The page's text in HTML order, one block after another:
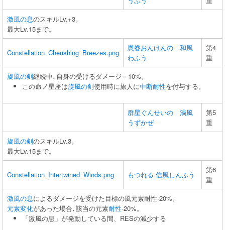
激風の息のスキルLv.+3。
最大Lv.15まで。
Constellation_Cherishing_Breezes.png
恩眷おんけんの 和風
わふう
第4
重
旋風の剣継続中､自身の受けるダメージ－10%。
この命ノ星座は旋風の剣使用時に旅人に中断耐性を付与する。
群星ぐんせいの 渦風
うずかぜ
第5
重
旋風の剣のスキルLv.3。
最大Lv.15まで。
Constellation_Intertwined_Winds.png もつれる 信風しんふう
第6
重
激風の息によるダメージを受けた目標の風元素耐性-20%。
元素変化があった場合､該当の元素耐性-20%。
「激風の息」が発動している間、RESの減少する